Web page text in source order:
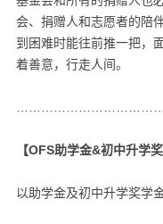
会、捐赠人和志愿者的陪
到困难时能往前推一把，
着善意，行走人间。
【OFS助学金&初中升学奖
以助学金及初中升学奖学